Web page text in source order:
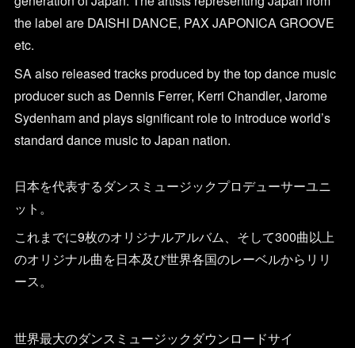
the label are DAISHI DANCE, PAX JAPONICA GROOVE
etc.
SA also released tracks produced by the top dance music
producer such as Dennis Ferrer, Kerri Chandler, Jarome
Sydenham and plays significant role to introduce world’s
standard dance music to Japan nation.
日本を代表するダンスミュージックプロデューサーユニ
ット。
これまでに9枚のオリジナルアルバム、そして300曲以上
のオリジナル曲を日本及び世界各国のレーベルからリリ
ース。
世界最大のダンスミュージックダウンロードサイ